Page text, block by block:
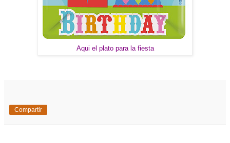
Aqui el plato para la fiesta
Compartir